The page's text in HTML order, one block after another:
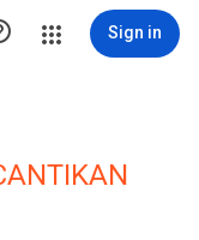
Sign in